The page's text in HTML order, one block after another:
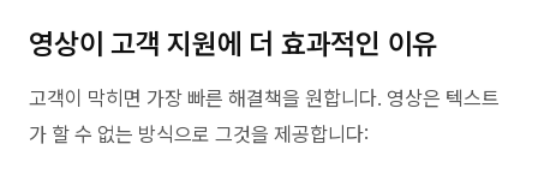
영상이 고객 지원에 더 효과적인 이유
고객이 막히면 가장 빠른 해결책을 원합니다. 영상은 텍스트
가 할 수 없는 방식으로 그것을 제공합니다: